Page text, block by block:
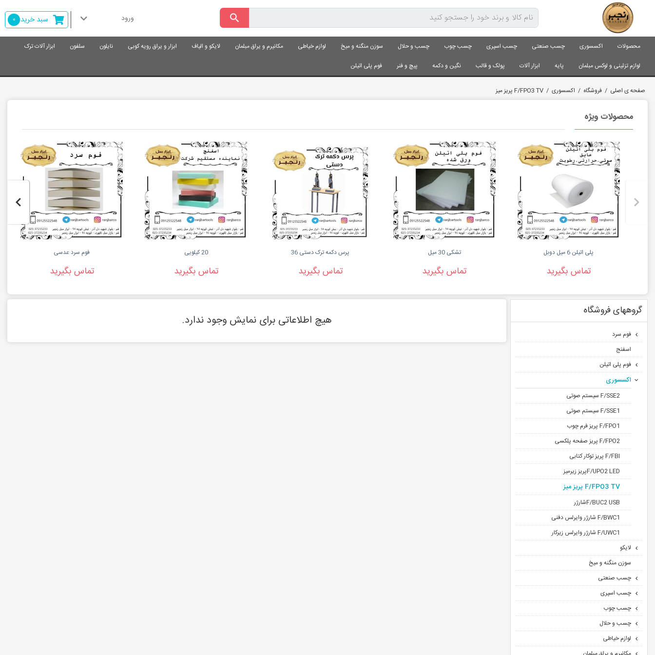
سبد خرید 0 ورود
محصولات اکسسوری چسب صنعتی چسب اسپری چسب چوب چسب و حلال سوزن منگنه و میخ لوازم خیاطی مکانیرم و یراق مبلمان لایکو و الیاف ابزار و یراق رویه کوبی نایلون سلفون
ابزار آلات ترک
لوازم تزئینی و لوکس مبلمان
پایه ابزار آلات پولک و قالب نگین و دکمه پیچ و فنر فوم پلی اتیلن
صفحه ی اصلی / فروشگاه / اکسسوری / F/FPO3 TV پریز میز
محصولات ویژه
پلی اتیلن 6 میل دوبل
تماس بگیرید
تشکی 30 میل
تماس بگیرید
پرس دکمه ترک دستی 36
تماس بگیرید
20 کیلویی
تماس بگیرید
فوم سرد عدسی
تماس بگیرید
گروههای فروشگاه
فوم سرد
اسفنج
فوم پلی اتیلن
اکسسوری
F/SSE2 سیستم صوتی
F/SSE1 سیستم صوتی
F/FPO1 پریز فرم چوب
F/FPO2 پریز صفحه پلکسی
F/FBI پریز توکار کتابی
F/UPO2 LEDپریز زیرمیز
F/FPO3 TV پریز میز
F/BUC2 USBشارژر
F/BWC1 شارژر وایرلس دفنی
F/UWC1 شارژر وایرلس زیرکار
لایکو
سوزن منگنه و میخ
چسب صنعتی
چسب اسپری
چسب چوب
چسب و حلال
لوازم خیاطی
هیچ اطلاعاتی برای نمایش وجود ندارد.